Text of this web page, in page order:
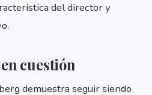
del director y
cuestión
demuestra seguir siendo